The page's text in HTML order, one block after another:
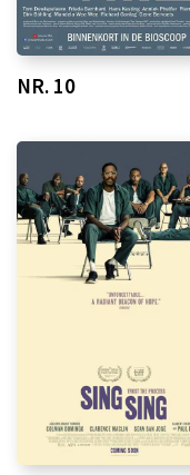
NR. 10